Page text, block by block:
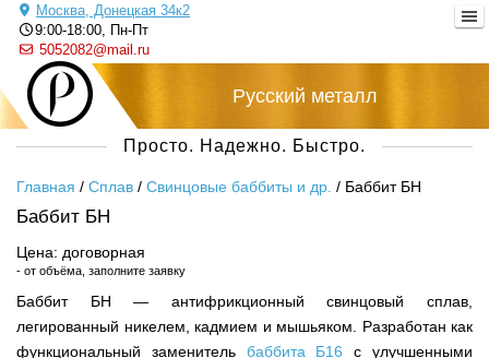
Москва, Донецкая 34к2
9:00-18:00, Пн-Пт
5052082@mail.ru
Русский металл
Просто. Надежно. Быстро.
Главная / Сплав / Свинцовые баббиты и др. / Баббит БН
Баббит БН
Цена: договорная
- от объёма, заполните заявку
Баббит БН — антифрикционный свинцовый сплав,
легированный никелем, кадмием и мышьяком. Разработан как
функциональный заменитель баббита Б16 с улучшенными